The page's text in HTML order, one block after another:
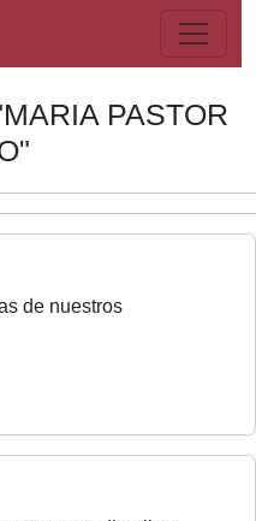
PASTOR
de nuestros